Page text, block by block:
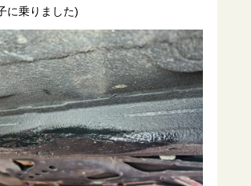
に乗りました)